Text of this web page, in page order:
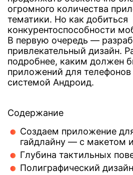
огромного количества
тематики. Но как добиться
конкурентоспособности
В первую очередь —
привлекательный дизайн.
подробнее, каким должен
приложений для
системой Андроид.
Содержание
Создаем приложение
гайдлайну — с макетом
Глубина тактильных
Полиграфический дизайн